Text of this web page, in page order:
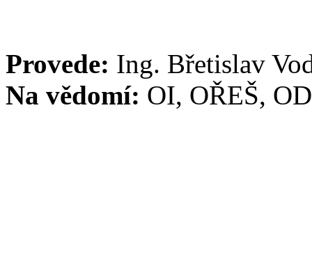
Provede: Ing. Břetislav
Na vědomí: OI, OŘEŠ,